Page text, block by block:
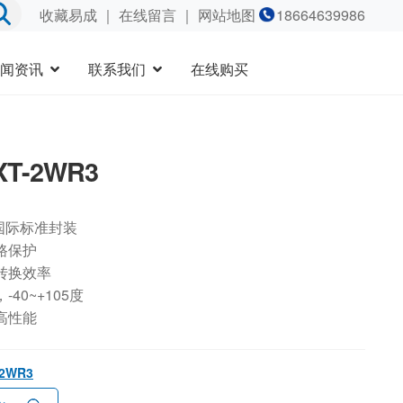
收藏易成｜ 在线留言｜ 网站地图 18664639986
资讯 联系我们 在线购买
2WR3
标准封装
保护
换效率
-40~+105度
性能